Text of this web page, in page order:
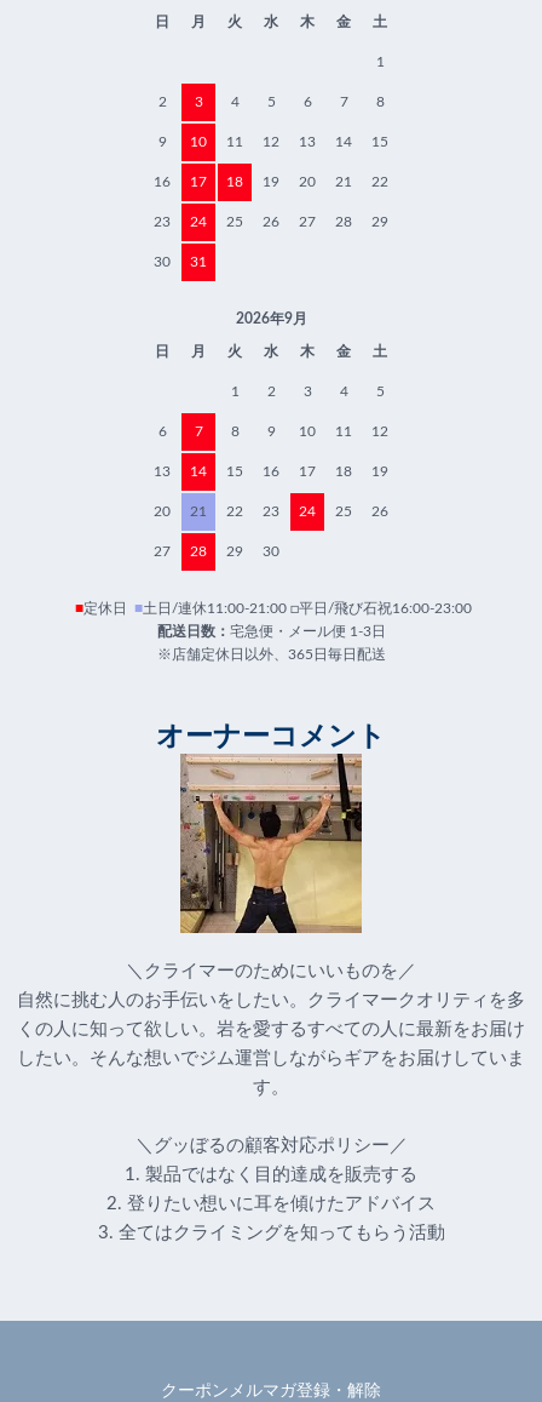
日 月 火 水 木 金 土
1
2 3 4 5 6 7 8
9 10 11 12 13 14 15
16 17 18 19 20 21 22
23 24 25 26 27 28 29
30 31
2026年9月
日 月 火 水 木 金 土
1 2 3 4 5
6 7 8 9 10 11 12
13 14 15 16 17 18 19
20 21 22 23 24 25 26
27 28 29 30
■定休日 ■土日/連休11:00-21:00 □平日/飛び石祝16:00-23:00
配送日数： 宅急便・メール便 1-3日
※店舗定休日以外、365日毎日配送
オーナーコメント
＼クライマーのためにいいものを／
自然に挑む人のお手伝いをしたい。クライマークオリティを多
くの人に知って欲しい。岩を愛するすべての人に最新をお届け
したい。そんな想いでジム運営しながらギアをお届けしていま
す。
＼グッぼるの顧客対応ポリシー／
1. 製品ではなく目的達成を販売する
2. 登りたい想いに耳を傾けたアドバイス
3. 全てはクライミングを知ってもらう活動
クーポンメルマガ登録・解除